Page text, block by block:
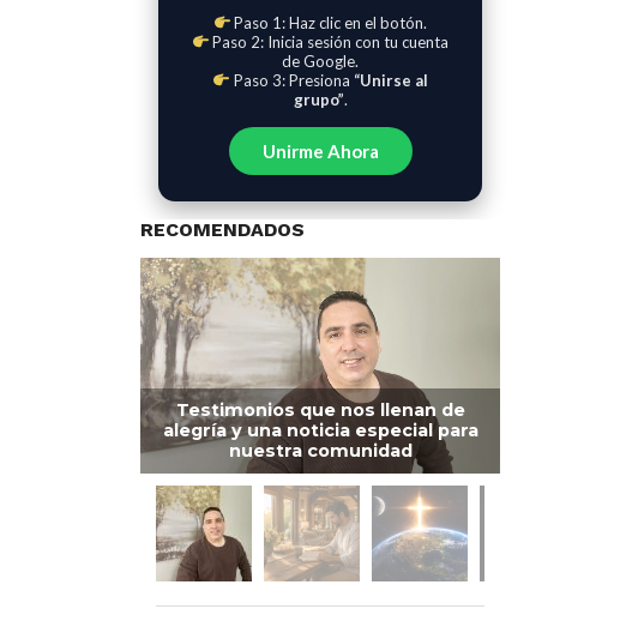
Paso 1: Haz clic en el botón.
Paso 2: Inicia sesión con tu cuenta
de Google.
Paso 3: Presiona “Unirse al
grupo”.
Unirme Ahora
RECOMENDADOS
Testimonios que nos llenan de
alegría y una noticia especial para
nuestra comunidad